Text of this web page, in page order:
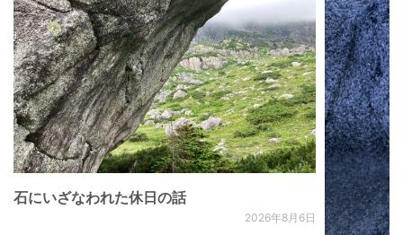
石にいざなわれた休日の話
2026年8月6日